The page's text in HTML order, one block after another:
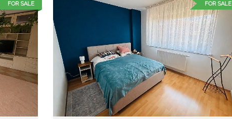
FOR SALE FOR SALE